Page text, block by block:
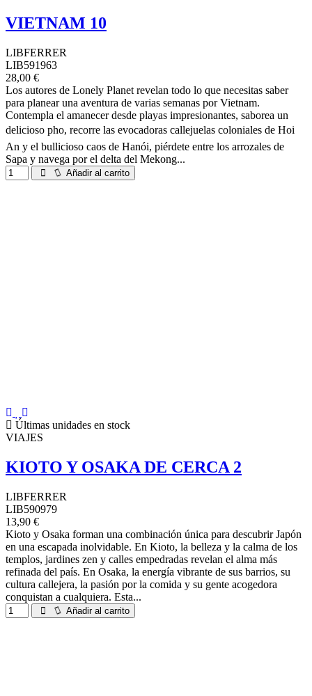
VIETNAM 10
LIBFERRER
LIB591963
28,00 €
Los autores de Lonely Planet revelan todo lo que necesitas saber
para planear una aventura de varias semanas por Vietnam.
Contempla el amanecer desde playas impresionantes, saborea un
delicioso pho, recorre las evocadoras callejuelas coloniales de Hoi
An y el bullicioso caos de Hanói, piérdete entre los arrozales de
Sapa y navega por el delta del Mekong...
Añadir al carrito
Últimas unidades en stock
VIAJES
KIOTO Y OSAKA DE CERCA 2
LIBFERRER
LIB590979
13,90 €
Kioto y Osaka forman una combinación única para descubrir Japón
en una escapada inolvidable. En Kioto, la belleza y la calma de los
templos, jardines zen y calles empedradas revelan el alma más
refinada del país. En Osaka, la energía vibrante de sus barrios, su
cultura callejera, la pasión por la comida y su gente acogedora
conquistan a cualquiera. Esta...
Añadir al carrito